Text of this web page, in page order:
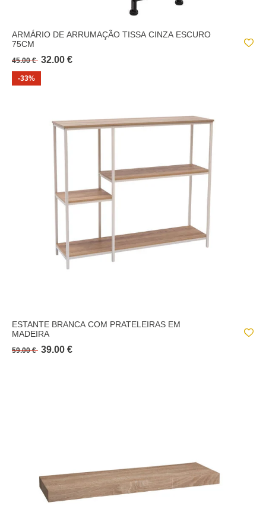
ARMÁRIO DE ARRUMAÇÃO TISSA CINZA ESCURO
75CM
45.00 € 32.00 €
-33%
ESTANTE BRANCA COM PRATELEIRAS EM
MADEIRA
59.00 € 39.00 €